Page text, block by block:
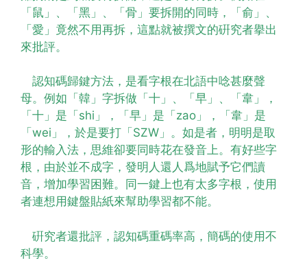
「鼠」、「黑」、「骨」要拆開的同時，「俞」、
「愛」竟然不用再拆，這點就被撰文的硏究者擧出
來批評。
認知碼歸鍵方法，是看字根在北語中唸甚麼聲
母。例如「韓」字拆做「十」、「早」、「韋」，
「十」是「shi」，「早」是「zao」，「韋」是
「wei」，於是要打「SZW」。如是者，明明是取
形的輸入法，思維卻要同時花在發音上。有好些字
根，由於並不成字，發明人還人爲地賦予它們讀
音，增加學習困難。同一鍵上也有太多字根，使用
者連想用鍵盤貼紙來幫助學習都不能。
硏究者還批評，認知碼重碼率高，簡碼的使用不
科學。